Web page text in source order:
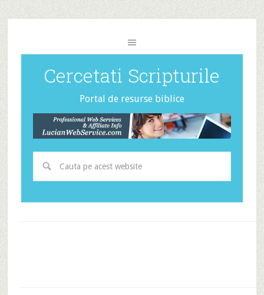
Cercetati Scripturile
Portal de resurse biblice